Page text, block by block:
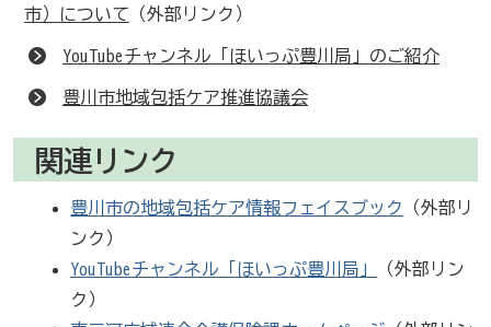
市）について （外部リンク）
YouTubeチャンネル「ほいっぷ豊川局」のご紹介
豊川市地域包括ケア推進協議会
関連リンク
豊川市の地域包括ケア情報フェイスブック
（外部リ
ンク）
YouTubeチャンネル「ほいっぷ豊川局」
（外部リン
ク）